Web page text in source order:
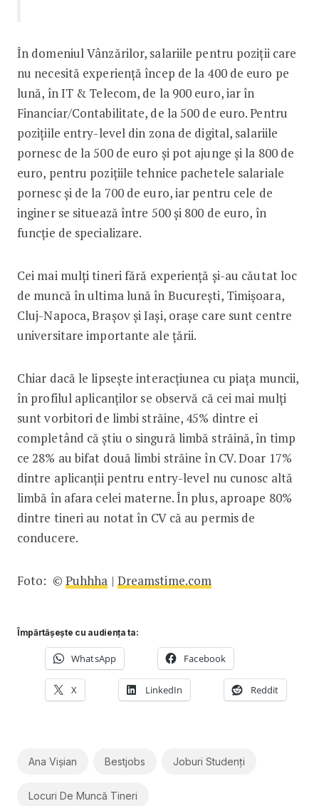
În domeniul Vânzărilor, salariile pentru poziții care
nu necesită experiență încep de la 400 de euro pe
lună, în IT & Telecom, de la 900 euro, iar în
Financiar/Contabilitate, de la 500 de euro. Pentru
pozițiile entry-level din zona de digital, salariile
pornesc de la 500 de euro și pot ajunge și la 800 de
euro, pentru pozițiile tehnice pachetele salariale
pornesc și de la 700 de euro, iar pentru cele de
inginer se situează între 500 și 800 de euro, în
funcție de specializare.
Cei mai mulți tineri fără experiență și-au căutat loc
de muncă în ultima lună în București, Timișoara,
Cluj-Napoca, Brașov și Iași, orașe care sunt centre
universitare importante ale țării.
Chiar dacă le lipsește interacțiunea cu piața muncii,
în profilul aplicanților se observă că cei mai mulți
sunt vorbitori de limbi străine, 45% dintre ei
completând că știu o singură limbă străină, în timp
ce 28% au bifat două limbi străine în CV. Doar 17%
dintre aplicanții pentru entry-level nu cunosc altă
limbă în afara celei materne. În plus, aproape 80%
dintre tineri au notat în CV că au permis de
conducere.
Foto: © Puhhha | Dreamstime.com
Împărtășește cu audiența ta:
WhatsApp Facebook
X LinkedIn Reddit
Ana Vișian Bestjobs Joburi Studenți
Locuri De Muncă Tineri